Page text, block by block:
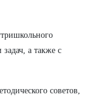
а также с
советов,